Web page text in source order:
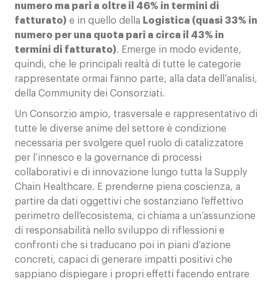
numero ma pari a oltre il 46% in termini di
fatturato) e in quello della Logistica (quasi 33% in
numero per una quota pari a circa il 43% in
termini di fatturato). Emerge in modo evidente,
quindi, che le principali realtà di tutte le categorie
rappresentate ormai fanno parte, alla data dell’analisi,
della Community dei Consorziati.
Un Consorzio ampio, trasversale e rappresentativo di
tutte le diverse anime del settore è condizione
necessaria per svolgere quel ruolo di catalizzatore
per l’innesco e la governance di processi
collaborativi e di innovazione lungo tutta la Supply
Chain Healthcare. E prenderne piena coscienza, a
partire da dati oggettivi che sostanziano l’effettivo
perimetro dell’ecosistema, ci chiama a un’assunzione
di responsabilità nello sviluppo di riflessioni e
confronti che si traducano poi in piani d’azione
concreti, capaci di generare impatti positivi che
sappiano dispiegare i propri effetti facendo entrare